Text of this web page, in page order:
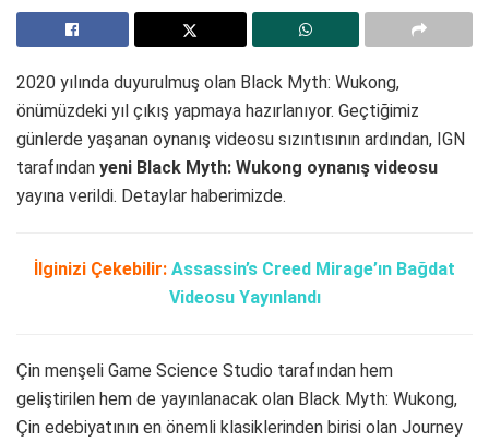
2020 yılında duyurulmuş olan Black Myth: Wukong,
önümüzdeki yıl çıkış yapmaya hazırlanıyor. Geçtiğimiz
günlerde yaşanan oynanış videosu sızıntısının ardından, IGN
tarafından yeni Black Myth: Wukong oynanış videosu
yayına verildi. Detaylar haberimizde.
İlginizi Çekebilir: Assassin’s Creed Mirage’ın Bağdat
Videosu Yayınlandı
Çin menşeli Game Science Studio tarafından hem
geliştirilen hem de yayınlanacak olan Black Myth: Wukong,
Çin edebiyatının en önemli klasiklerinden birisi olan Journey